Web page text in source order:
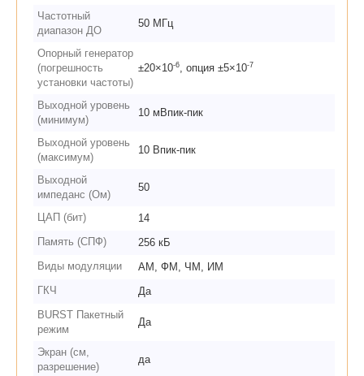
Частотный
диапазон ДО
50 МГц
Опорный генератор
(погрешность
установки частоты)
±20×10-6, опция ±5×10-7
Выходной уровень
(минимум)
10 мВпик-пик
Выходной уровень
(максимум)
10 Впик-пик
Выходной
импеданс (Ом)
50
ЦАП (бит)
14
Память (СПФ)
256 кБ
Виды модуляции
АМ, ФМ, ЧМ, ИМ
ГКЧ
Да
BURST Пакетный
режим
Да
Экран (см,
разрешение)
да